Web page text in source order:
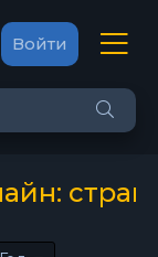
Войти